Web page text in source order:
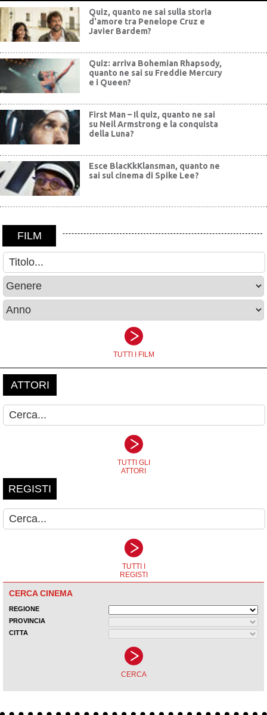
Quiz, quanto ne sai sulla storia
d'amore tra Penelope Cruz e
Javier Bardem?
Quiz: arriva Bohemian Rhapsody,
quanto ne sai su Freddie Mercury
e i Queen?
First Man – Il quiz, quanto ne sai
su Neil Armstrong e la conquista
della Luna?
Esce BlacKkKlansman, quanto ne
sai sul cinema di Spike Lee?